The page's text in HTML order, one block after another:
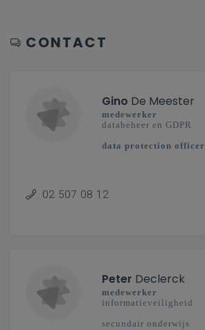
CONTACT
Gino De Meester
medewerker
databeheer en GDPR
data protection officer
02 507 08 12
Peter Declerck
medewerker
informatieveiligheid
secundair onderwijs